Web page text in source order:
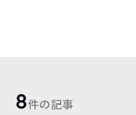
8件の記事